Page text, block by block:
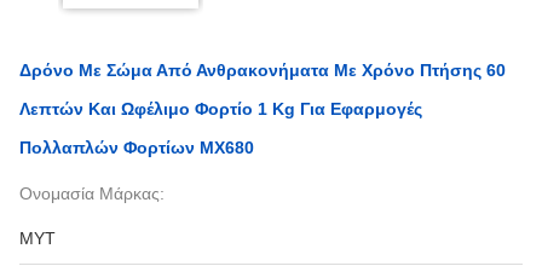
Δρόνο Με Σώμα Από Ανθρακονήματα Με Χρόνο Πτήσης 60
Λεπτών Και Ωφέλιμο Φορτίο 1 Kg Για Εφαρμογές
Πολλαπλών Φορτίων MX680
Ονομασία Μάρκας:
MYT